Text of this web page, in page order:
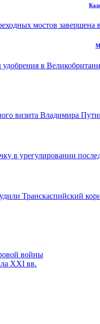
войны
XXI вв.